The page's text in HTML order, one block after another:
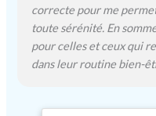
correcte pour me
toute sérénité. En
pour celles et ceux qui
dans leur routine bien-